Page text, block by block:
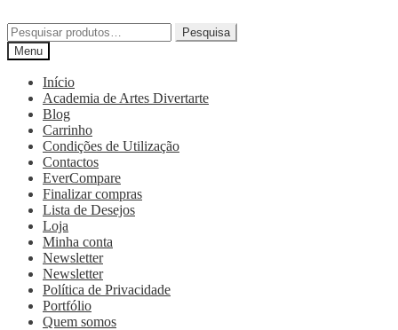
Pesquisa
Menu
Início
Academia de Artes Divertarte
Blog
Carrinho
Condições de Utilização
Contactos
EverCompare
Finalizar compras
Lista de Desejos
Loja
Minha conta
Newsletter
Newsletter
Política de Privacidade
Portfólio
Quem somos